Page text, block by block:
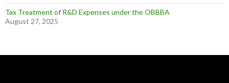
Tax Treatment of R&D Expenses under the OBBBA
August 27, 2025